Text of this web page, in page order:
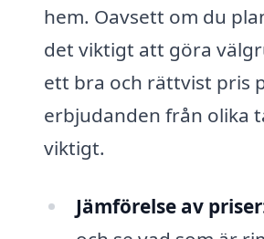
hem. Oavsett om du
det viktigt att göra
ett bra och rättvist pris
erbjudanden från olika
viktigt.
Jämförelse av